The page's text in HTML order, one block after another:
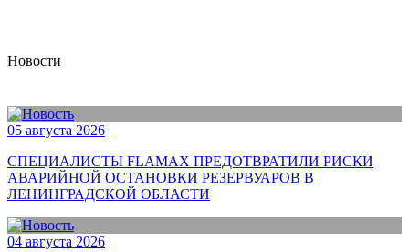
Новости
05 августа 2026
СПЕЦИАЛИСТЫ FLAMAX ПРЕДОТВРАТИЛИ РИСКИ
АВАРИЙНОЙ ОСТАНОВКИ РЕЗЕРВУАРОВ В
ЛЕНИНГРАДСКОЙ ОБЛАСТИ
04 августа 2026